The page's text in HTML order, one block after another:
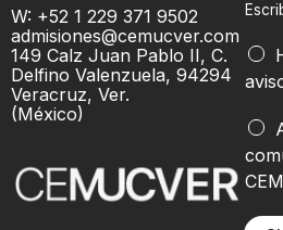
W: +52 1 229 371 9502
admisiones@cemucver.com
149 Calz Juan Pablo II, C.
Delfino Valenzuela, 94294
Veracruz, Ver.
(México)
c
i
b
e
u
e
m
t
s
c
r